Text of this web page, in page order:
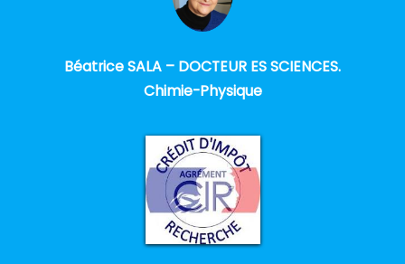
Béatrice SALA – DOCTEUR ES SCIENCES.
Chimie-Physique